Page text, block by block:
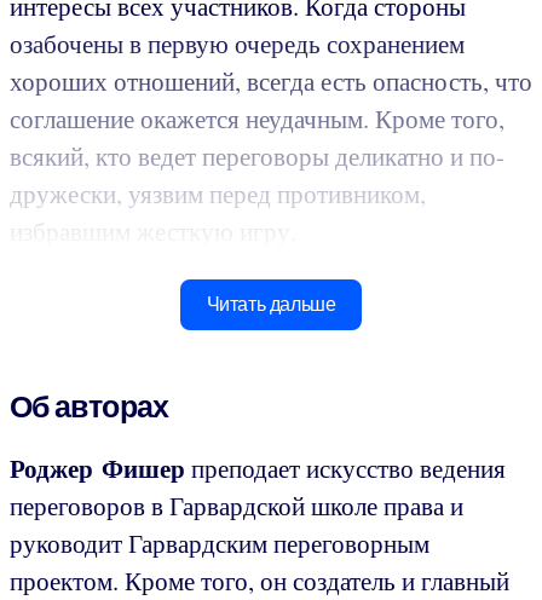
озабочены в первую очередь сохранением
хороших отношений, всегда есть опасность, что
соглашение окажется неудачным. Кроме того,
всякий, кто ведет переговоры деликатно и по-
дружески, уязвим перед противником,
избравшим жесткую игру.
Читать дальше
Об авторах
Роджер Фишер преподает искусство ведения
переговоров в Гарвардской школе права и
руководит Гарвардским переговорным
проектом. Кроме того, он создатель и главный